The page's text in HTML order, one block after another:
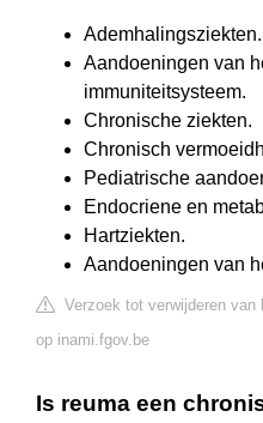
Ademhalingsziekten.
Aandoeningen van
immuniteitsysteem.
Chronische ziekten.
Chronisch
Pediatrische
Endocriene en
Hartziekten.
Aandoeningen van
Verzoek tot verwijderen van
op inami.fgov.be
Is reuma een